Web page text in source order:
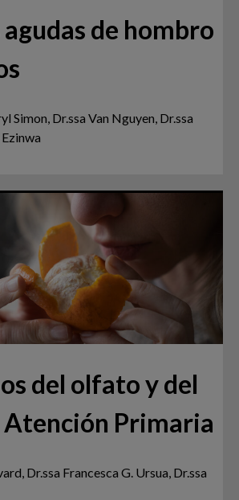
agudas de hombro
Simon, Dr.ssa Van Nguyen, Dr.ssa
del olfato y del
Atención Primaria
Dr.ssa Francesca G. Ursua, Dr.ssa